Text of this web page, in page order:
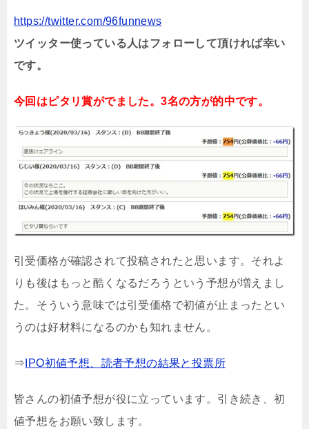
https://twitter.com/96funnews
ツイッター使っている人はフォローして頂ければ幸い
です。
今回はピタリ賞がでました。3名の方が的中です。
引受価格が確認されて投稿されたと思います。それよ
りも後はもっと酷くなるだろうという予想が増えまし
た。そういう意味では引受価格で初値が止まったとい
うのは好材料になるのかも知れません。
⇒ IPO初値予想、読者予想の結果と投票所
皆さんの初値予想が役に立っています。引き続き、初
値予想をお願い致します。